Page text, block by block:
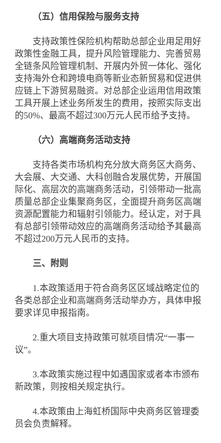
（五）信用保险与服务支持
支持政策性保险机构帮助总部企业用足用好
政策性金融工具，提升风险管理能力、完善贸易
全链条风险管理机制、开展内外贸一体化、强化
支持海外仓和跨境电商等新业态新贸易和促进供
应链上下游贸易融资。对总部企业运用信用政策
工具开展上述业务所发生的费用，按照实际支出
的50%、最高不超过300万元人民币给予支持。
（六）高端商务活动支持
支持各类市场机构充分放大商务区大商务、
大会展、大交通、大科创融合发展优势，开展国
际化、高层次的高端商务活动，引领带动一批高
质量总部企业集聚商务区，全面提升商务区高端
资源配置能力和辐射引领能力。经认定，对于具
有总部引领带动效应的高端商务活动给予其最高
不超过200万元人民币的支持。
三、附则
1.本政策适用于符合商务区区域战略定位的
各类总部企业和高端商务活动举办方，具体申报
要求详见申报指南。
2.重大项目支持政策可就项目情况“一事一
议”。
3.本政策实施过程中如遇国家或者本市颁布
新政策，则按相关规定执行。
4.本政策由上海虹桥国际中央商务区管理委
员会负责解释。